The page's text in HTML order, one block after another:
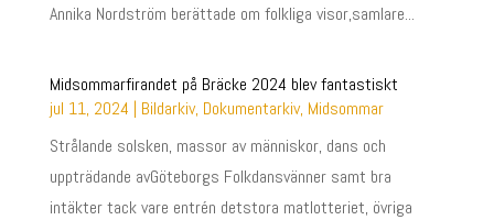
Annika Nordström berättade om folkliga visor,samlare...
Midsommarfirandet på Bräcke 2024 blev fantastiskt
jul 11, 2024 | Bildarkiv, Dokumentarkiv, Midsommar
Strålande solsken, massor av människor, dans och
uppträdande avGöteborgs Folkdansvänner samt bra
intäkter tack vare entrén detstora matlotteriet, övriga